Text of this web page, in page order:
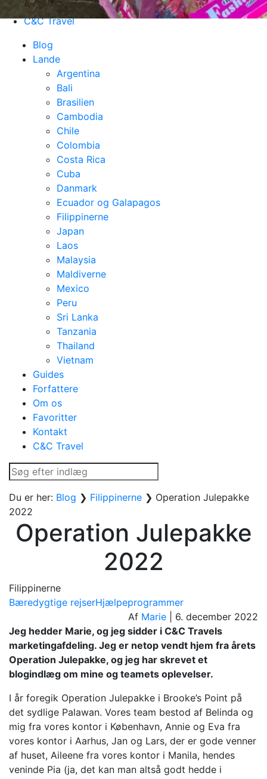
Kontakt
C&C Travel
Blog
Lande
Argentina
Bali
Brasilien
Cambodia
Chile
Colombia
Costa Rica
Cuba
Danmark
Ecuador og Galapagos
Filippinerne
Japan
Laos
Malaysia
Maldiverne
Mexico
Peru
Sri Lanka
Tanzania
Thailand
Vietnam
Guides
Forfattere
Om os
Favoritter
Kontakt
C&C Travel
Du er her: Blog ❯ Filippinerne ❯ Operation Julepakke
2022
Operation Julepakke
2022
Filippinerne
Bæredygtige rejserHjælpeprogrammer
Af Marie
6. december 2022
Jeg hedder Marie, og jeg sidder i C&C Travels
marketingafdeling. Jeg er netop vendt hjem fra årets
Operation Julepakke, og jeg har skrevet et
blogindlæg om mine og teamets oplevelser.
I år foregik Operation Julepakke i Brooke’s Point på
det sydlige Palawan. Vores team bestod af Belinda og
mig fra vores kontor i København, Annie og Eva fra
vores kontor i Aarhus, Jan og Lars, der er gode venner
af huset, Aileene fra vores kontor i Manila, hendes
veninde Pia (ja, det kan man altså godt hedde i